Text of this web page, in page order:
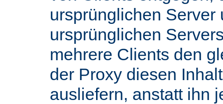
ursprünglichen Server
ursprünglichen
mehrere Clients den
der Proxy diesen
ausliefern, anstatt ihn